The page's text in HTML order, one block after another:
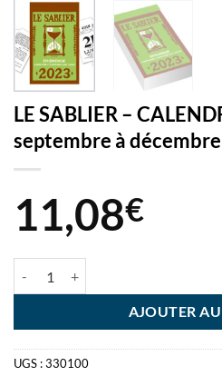
LE SABLIER –
septembre à décembre
11,08€
AJOUTER
UGS :330100